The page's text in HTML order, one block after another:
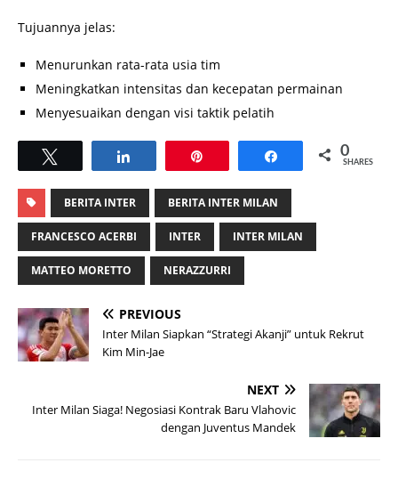
Tujuannya jelas:
Menurunkan rata-rata usia tim
Meningkatkan intensitas dan kecepatan permainan
Menyesuaikan dengan visi taktik pelatih
Share 0
SHARES
BERITA INTER BERITA INTER MILAN
FRANCESCO ACERBI INTER INTER MILAN
MATTEO MORETTO NERAZZURRI
PREVIOUS
Inter Milan Siapkan “Strategi Akanji” untuk Rekrut
Kim Min-Jae
NEXT
Inter Milan Siaga! Negosiasi Kontrak Baru Vlahovic
dengan Juventus Mandek